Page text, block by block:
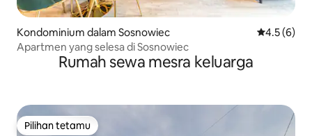
Kondominium dalam Sosnowiec Penarafan
4.5 (6)
Apartmen yang selesa di Sosnowiec
Rumah sewa mesra keluarga
Pilihan tetamu
Pilihan tetamu